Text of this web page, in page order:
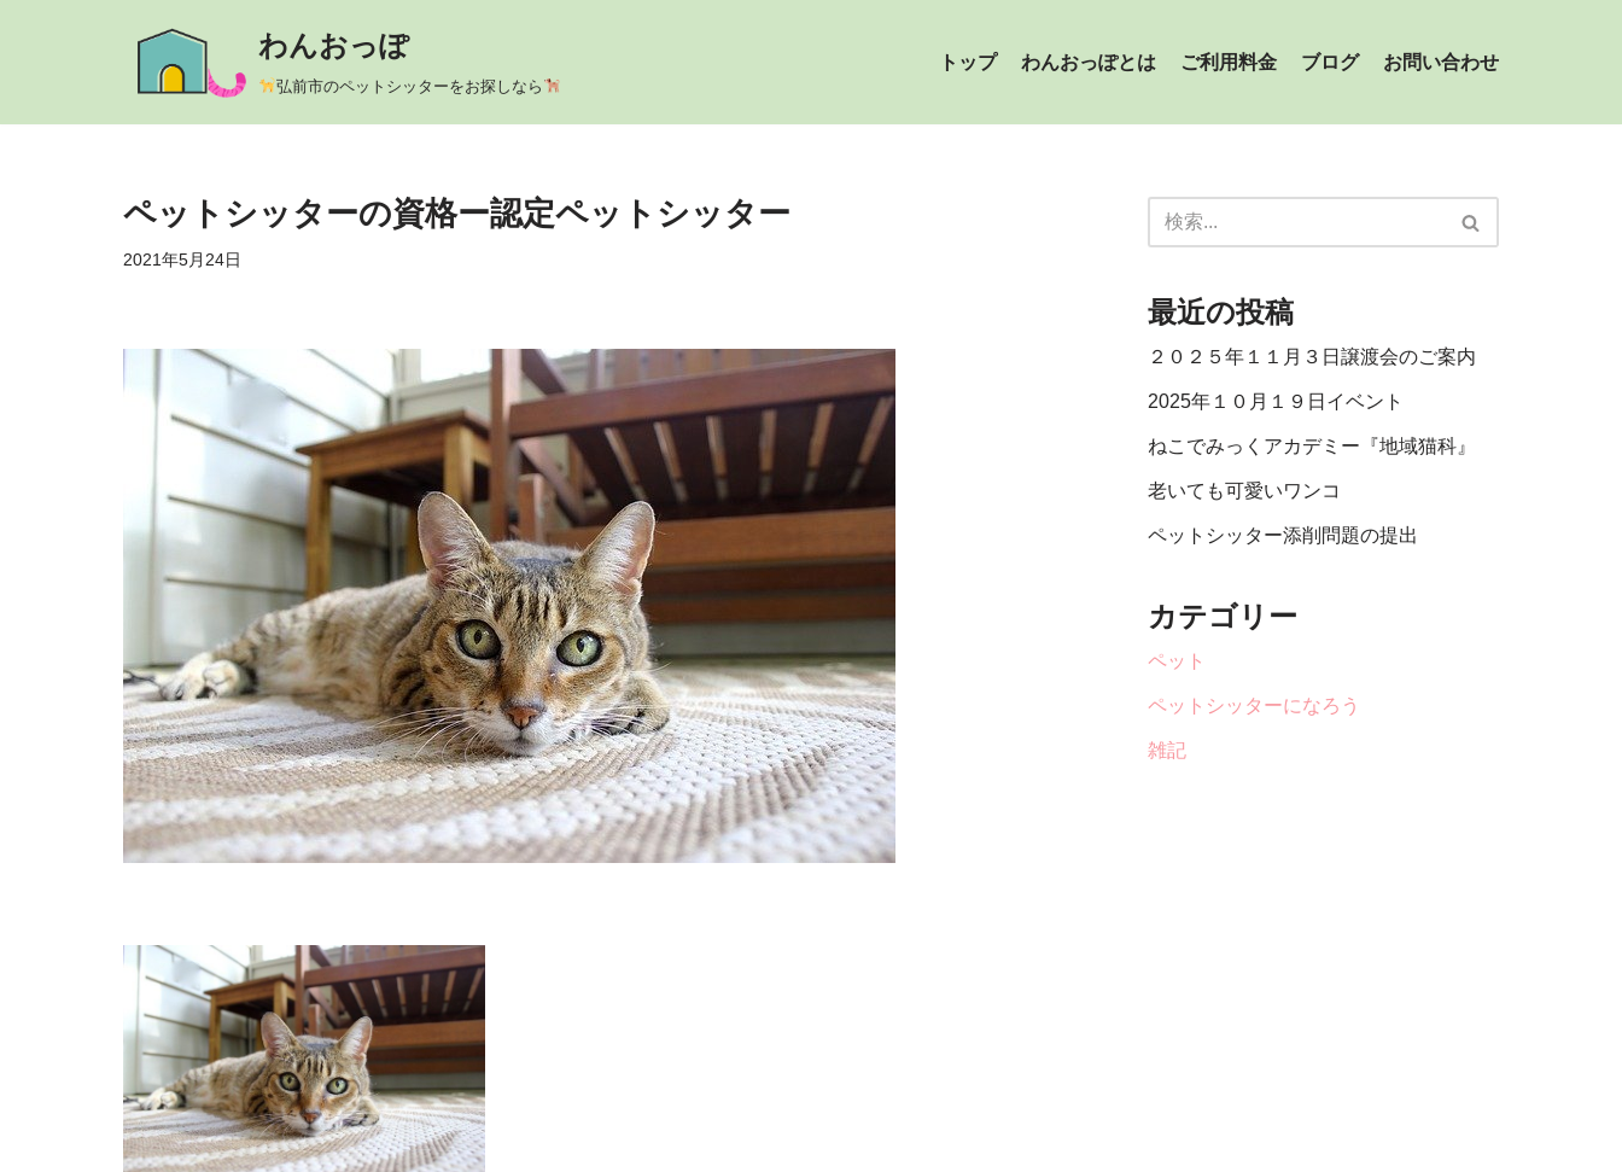
わんおっぽ
弘前市のペットシッターをお探しなら
トップ わんおっぽとは ご利用料金 ブログ お問い合わせ
ペットシッターの資格ー認定ペットシッター
2021年5月24日
最近の投稿
２０２５年１１月３日譲渡会のご案内
2025年１０月１９日イベント
ねこでみっくアカデミー『地域猫科』
老いても可愛いワンコ
ペットシッター添削問題の提出
カテゴリー
ペット
ペットシッターになろう
雑記